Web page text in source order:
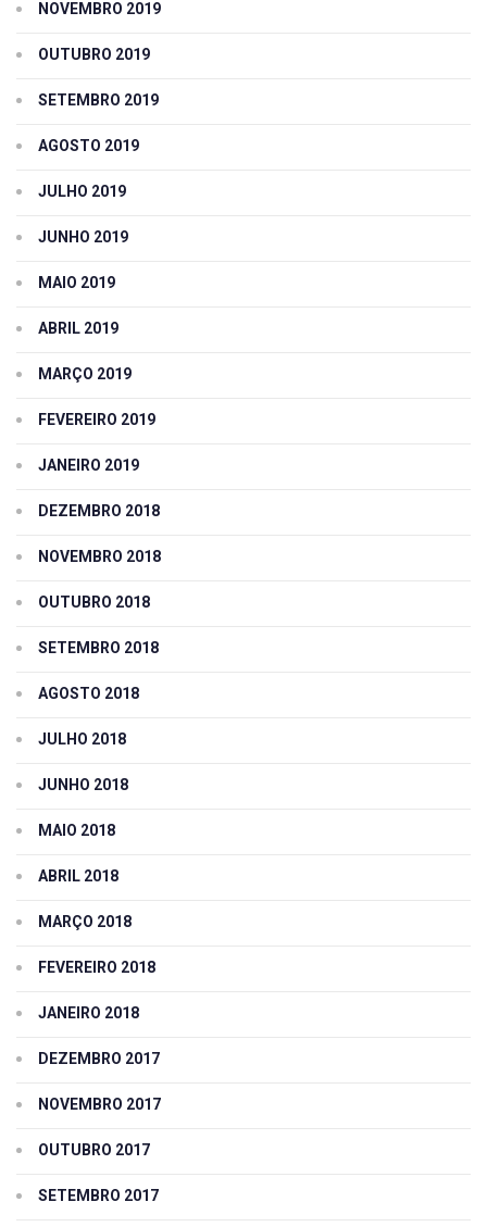
NOVEMBRO 2019
OUTUBRO 2019
SETEMBRO 2019
AGOSTO 2019
JULHO 2019
JUNHO 2019
MAIO 2019
ABRIL 2019
MARÇO 2019
FEVEREIRO 2019
JANEIRO 2019
DEZEMBRO 2018
NOVEMBRO 2018
OUTUBRO 2018
SETEMBRO 2018
AGOSTO 2018
JULHO 2018
JUNHO 2018
MAIO 2018
ABRIL 2018
MARÇO 2018
FEVEREIRO 2018
JANEIRO 2018
DEZEMBRO 2017
NOVEMBRO 2017
OUTUBRO 2017
SETEMBRO 2017